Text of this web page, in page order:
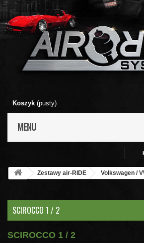
Koszyk (pusty)
MENU
Zestawy air-RIDE Volkswagen /
SCIROCCO 1 / 2
SCIROCCO 1 / 2